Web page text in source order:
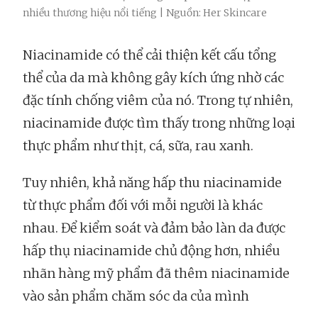
nhiều thương hiệu nổi tiếng | Nguồn: Her Skincare
Niacinamide có thể cải thiện kết cấu tổng
thể của da mà không gây kích ứng nhờ các
đặc tính chống viêm của nó. Trong tự nhiên,
niacinamide được tìm thấy trong những loại
thực phẩm như thịt, cá, sữa, rau xanh.
Tuy nhiên, khả năng hấp thu niacinamide
từ thực phẩm đối với mỗi người là khác
nhau. Để kiểm soát và đảm bảo làn da được
hấp thụ niacinamide chủ động hơn, nhiều
nhãn hàng mỹ phẩm đã thêm niacinamide
vào sản phẩm chăm sóc da của mình